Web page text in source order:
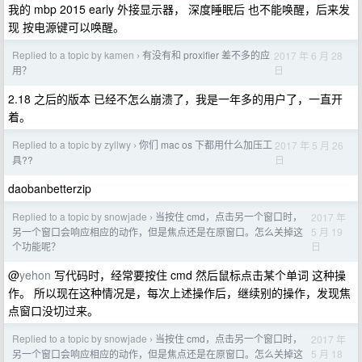
我的 mbp 2015 early 外接显示器， 深度睡眠后 也不能唤醒，后来发
现 按电源键可以唤醒。
Replied to a topic by kamen › 有没有和 proxifier 差不多的应
用？
2017 年 6 月 28
日
2.18 之后的版本 已经不怎么崩溃了，我是一年多的用户了，一直开
着。
Replied to a topic by zyllwy › 你们 mac os 下都用什么加压工
具??
2017 年 5 月 26
日
daobanbetterzip
Replied to a topic by snowjade › 当按住 cmd，点击另一个窗口时，
另一个窗口会响应相应的动作，但是焦点还是在原窗口。怎么关掉这
个功能呢？
2017 年
5 月 19
日
@yehon 写代码时，经常要按住 cmd 然后鼠标点击某个单词 这种操
作。 所以现在这种情况是，每次上述操作后，继续别的操作，发现焦
点窗口没切过来。
Replied to a topic by snowjade › 当按住 cmd，点击另一个窗口时，
另一个窗口会响应相应的动作，但是焦点还是在原窗口。怎么关掉这
2017 年
5 月 18